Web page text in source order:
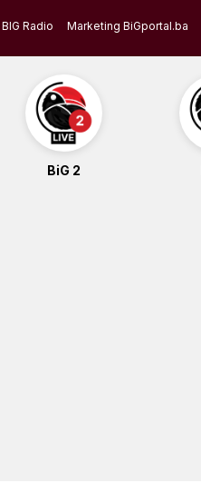
Radio Marketing BiGportal.ba
BiG 2